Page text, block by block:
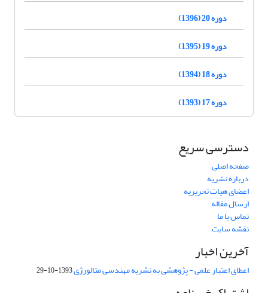
دوره 20 (1396)
دوره 19 (1395)
دوره 18 (1394)
دوره 17 (1393)
دسترسی سریع
صفحه اصلی
درباره نشریه
اعضای هیات تحریریه
ارسال مقاله
تماس با ما
نقشه سایت
آخرین اخبار
اعطای اعتبار علمی - پژوهشی به نشریه مهندسی متالورژی1393-10-29